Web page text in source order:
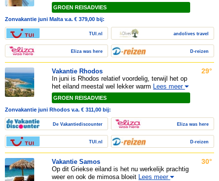
GROEN REISADVIES
Zonvakantie juni Malta v.a. € 379,00 bij:
TUI.nl
Eliza was here
andolives travel
D-reizen
Vakantie Rhodos
In juni is Rhodos relatief voordelig, terwijl het op
het eiland meestal wel lekker warm Lees meer
GROEN REISADVIES
29°
Zonvakantie juni Rhodos v.a. € 311,00 bij:
De Vakantiediscounter
TUI.nl
Eliza was here
D-reizen
Vakantie Samos
Op dit Griekse eiland is het nu werkelijk prachtig
weer en ook de mimosa bloeit Lees meer
30°